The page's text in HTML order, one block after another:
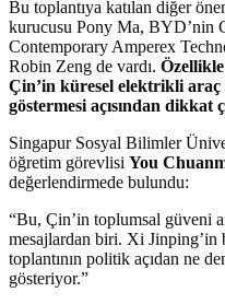
Bu toplantıya katılan diğer
kurucusu Pony Ma, BYD’nin
Contemporary Amperex
Robin Zeng de vardı.
Çin’in küresel elektrikli araç
göstermesi açısından dikkat
Singapur Sosyal Bilimler
öğretim görevlisi You
değerlendirmede bulundu:
“Bu, Çin’in toplumsal güveni
mesajlardan biri. Xi Jinping’in
toplantının politik açıdan ne
gösteriyor.”